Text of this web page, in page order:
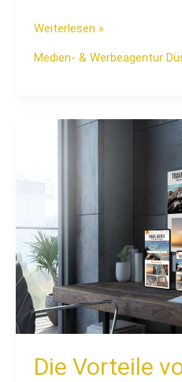
Weiterlesen »
Medien- & Werbeagentur
Die Vorteile